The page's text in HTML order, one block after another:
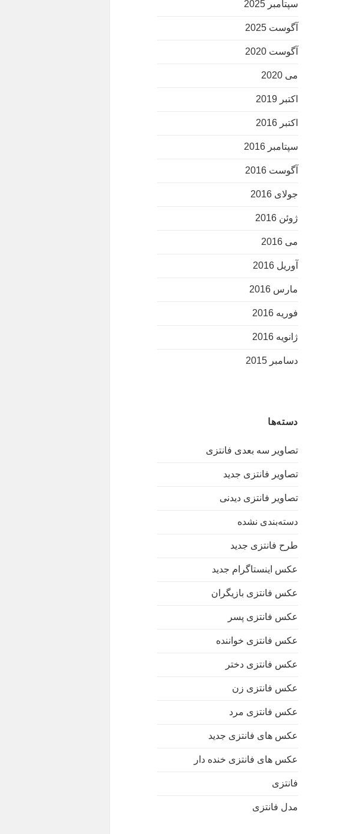
سپتامبر 2025
آگوست 2025
آگوست 2020
می 2020
اکتبر 2019
اکتبر 2016
سپتامبر 2016
آگوست 2016
جولای 2016
ژوئن 2016
می 2016
آوریل 2016
مارس 2016
فوریه 2016
ژانویه 2016
دسامبر 2015
دسته‌ها
تصاویر سه بعدی فانتزی
تصاویر فانتزی جدید
تصاویر فانتزی دیدنی
دسته‌بندی نشده
طرح فانتزی جدید
عکس اینستاگرام جدید
عکس فانتزی بازیگران
عکس فانتزی پسر
عکس فانتزی خواننده
عکس فانتزی دختر
عکس فانتزی زن
عکس فانتزی مرد
عکس های فانتزی جدید
عکس های فانتزی خنده دار
فانتزی
مدل فانتزی